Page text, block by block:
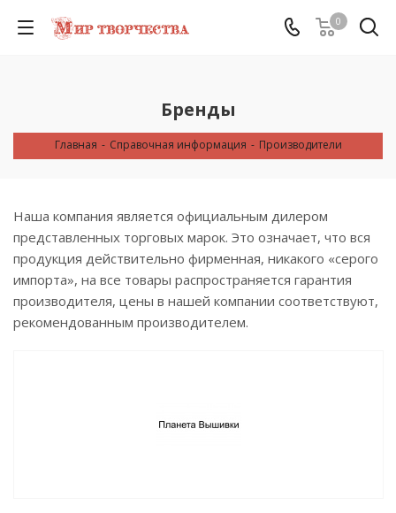
0
Бренды
Главная - Справочная информация - Производители
Наша компания является официальным дилером
представленных торговых марок. Это означает, что вся
продукция действительно фирменная, никакого «серого
импорта», на все товары распространяется гарантия
производителя, цены в нашей компании соответствуют,
рекомендованным производителем.